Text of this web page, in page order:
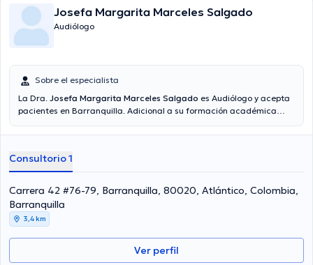
Josefa Margarita Marceles Salgado
Audiólogo
Sobre el especialista
La Dra. Josefa Margarita Marceles Salgado es Audiólogo y acepta
pacientes en Barranquilla. Adicional a su formación académica
especialidad. La profesional de la salud posee años de experiencia
como miembro de diversas asociaciones médicas. Josefa
Margarita Marceles Salgado ha compartido en innumerables
conferencias con el objetivo de tener una formación continua en su
ámbito de especialización y ha anunciado numerosos comunicados.
Finalmente, la especialista puede hablar Español en su consultorio.
Consultorio 1
Carrera 42 #76-79, Barranquilla, 80020, Atlántico, Colombia,
Barranquilla
3,4 km
Ver perfil